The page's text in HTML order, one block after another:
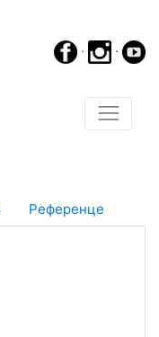
· ·
Референце